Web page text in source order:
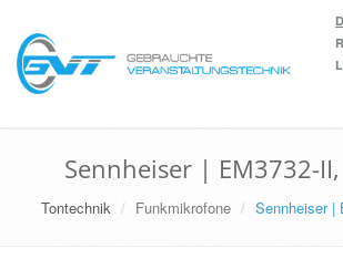
Sennheiser | EM3732-II,
Tontechnik Funkmikrofone Sennheiser |